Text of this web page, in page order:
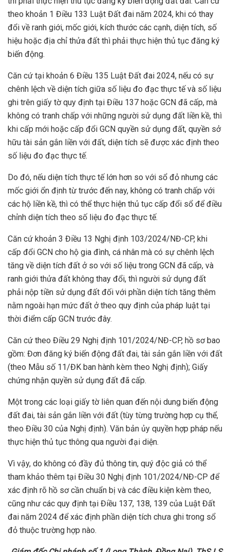
theo khoản 1 Điều 133 Luật Đất đai năm 2024, khi có thay
đổi về ranh giới, mốc giới, kích thước các cạnh, diện tích, số
hiệu hoặc địa chỉ thửa đất thì phải thực hiện thủ tục đăng ký
biến động.
Căn cứ tại khoản 6 Điều 135 Luật Đất đai 2024, nếu có sự
chênh lệch về diện tích giữa số liệu đo đạc thực tế và số liệu
ghi trên giấy tờ quy định tại Điều 137 hoặc GCN đã cấp, mà
không có tranh chấp với những người sử dụng đất liền kề, thì
khi cấp mới hoặc cấp đổi GCN quyền sử dụng đất, quyền sở
hữu tài sản gắn liền với đất, diện tích sẽ được xác định theo
số liệu đo đạc thực tế.
Do đó, nếu diện tích thực tế lớn hơn so với sổ đỏ nhưng các
mốc giới ổn định từ trước đến nay, không có tranh chấp với
các hộ liền kề, thì có thể thực hiện thủ tục cấp đổi sổ để điều
chỉnh diện tích theo số liệu đo đạc thực tế.
Căn cứ khoản 3 Điều 13 Nghị định 103/2024/NĐ-CP, khi
cấp đổi GCN cho hộ gia đình, cá nhân mà có sự chênh lệch
tăng về diện tích đất ở so với số liệu trong GCN đã cấp, và
ranh giới thửa đất không thay đổi, thì người sử dụng đất
phải nộp tiền sử dụng đất đối với phần diện tích tăng thêm
nằm ngoài hạn mức đất ở theo quy định của pháp luật tại
thời điểm cấp GCN trước đây.
Căn cứ theo Điều 29 Nghị định 101/2024/NĐ-CP, hồ sơ bao
gồm: Đơn đăng ký biến động đất đai, tài sản gắn liền với đất
(theo Mẫu số 11/ĐK ban hành kèm theo Nghị định); Giấy
chứng nhận quyền sử dụng đất đã cấp.
Một trong các loại giấy tờ liên quan đến nội dung biến động
đất đai, tài sản gắn liền với đất (tùy từng trường hợp cụ thể,
theo Điều 30 của Nghị định). Văn bản ủy quyền hợp pháp nếu
thực hiện thủ tục thông qua người đại diện.
Vì vậy, do không có đầy đủ thông tin, quý độc giả có thể
tham khảo thêm tại Điều 30 Nghị định 101/2024/NĐ-CP để
xác định rõ hồ sơ cần chuẩn bị và các điều kiện kèm theo,
cũng như các quy định tại Điều 137, 138, 139 của Luật Đất
đai năm 2024 để xác định phần diện tích chưa ghi trong sổ
đỏ thuộc trường hợp nào.